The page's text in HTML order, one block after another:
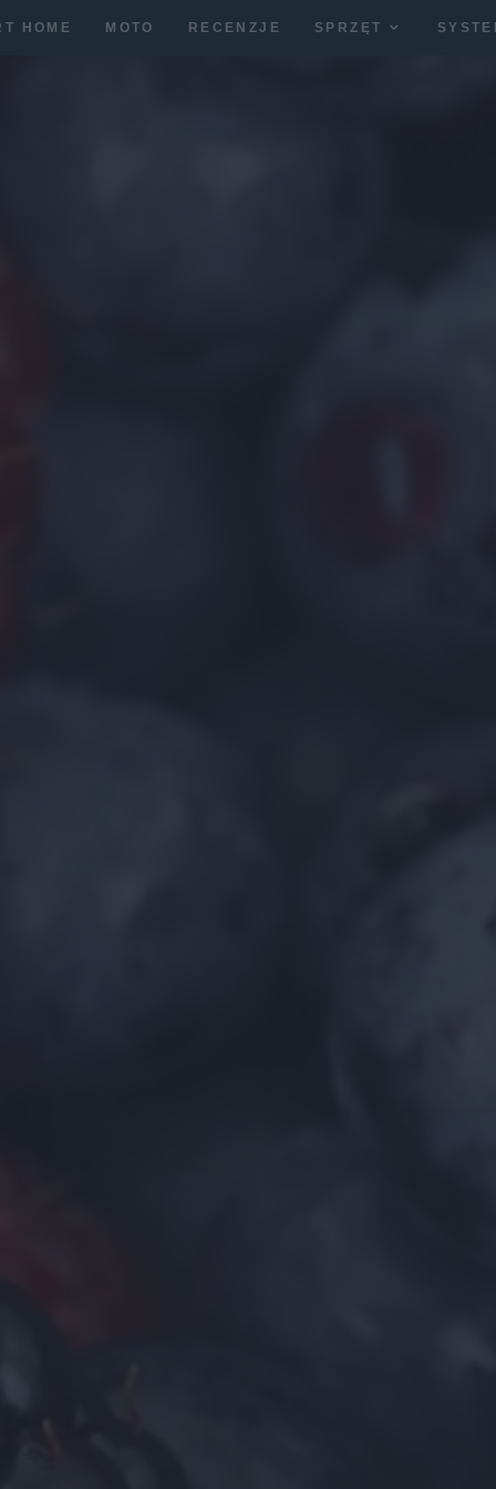
HOME MOTO RECENZJE SPRZĘT